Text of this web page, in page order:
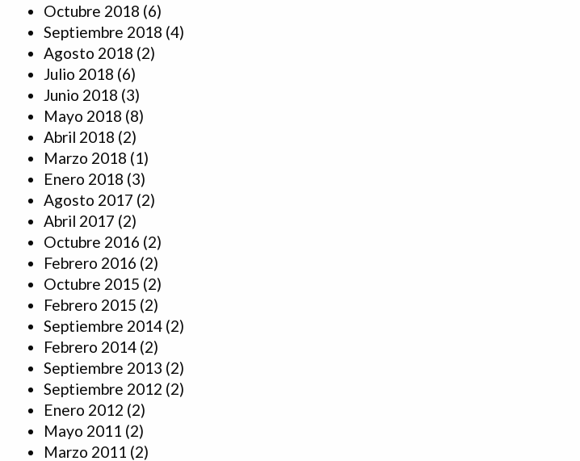
Octubre 2018 (6)
Septiembre 2018 (4)
Agosto 2018 (2)
Julio 2018 (6)
Junio 2018 (3)
Mayo 2018 (8)
Abril 2018 (2)
Marzo 2018 (1)
Enero 2018 (3)
Agosto 2017 (2)
Abril 2017 (2)
Octubre 2016 (2)
Febrero 2016 (2)
Octubre 2015 (2)
Febrero 2015 (2)
Septiembre 2014 (2)
Febrero 2014 (2)
Septiembre 2013 (2)
Septiembre 2012 (2)
Enero 2012 (2)
Mayo 2011 (2)
Marzo 2011 (2)